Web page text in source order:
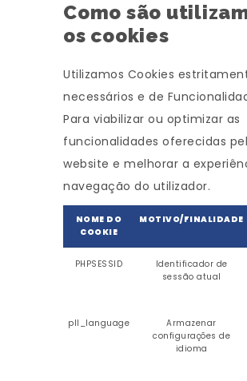
Como são
os cookies
Utilizamos Cookies
necessários e de
Para viabilizar ou optimizar as
funcionalidades oferecidas
website e melhorar a
navegação do utilizador.
NOME DO
COOKIE
MOTIVO/FINALIDADE
PHPSESSID
Identificador de
sessão atual
pll_language
Armazenar
configurações de
idioma